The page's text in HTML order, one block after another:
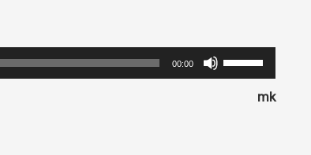
00:00
strzałek
mk